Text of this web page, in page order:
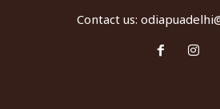
Contact us: